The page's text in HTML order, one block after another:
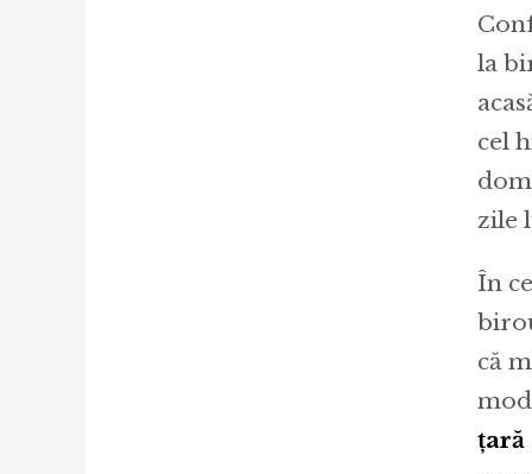
la
cel
zile
În
că
țară